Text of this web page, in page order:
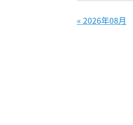
« 2026年08月